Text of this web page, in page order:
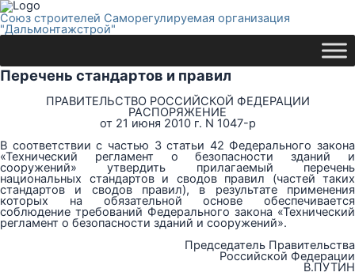
Союз строителей Саморегулируемая организация
"Дальмонтажстрой"
Перечень стандартов и правил
ПРАВИТЕЛЬСТВО РОССИЙСКОЙ ФЕДЕРАЦИИ
РАСПОРЯЖЕНИЕ
от 21 июня 2010 г. N 1047-р
В соответствии с частью 3 статьи 42 Федерального закона
«Технический регламент о безопасности зданий и
сооружений» утвердить прилагаемый перечень
национальных стандартов и сводов правил (частей таких
стандартов и сводов правил), в результате применения
которых на обязательной основе обеспечивается
соблюдение требований Федерального закона «Технический
регламент о безопасности зданий и сооружений».
Председатель Правительства
Российской Федерации
В.ПУТИН